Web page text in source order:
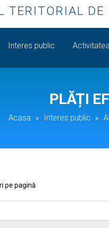
TERITORIAL
Interes public
PLĂȚI
Acasa » Interes public »
pe pagină